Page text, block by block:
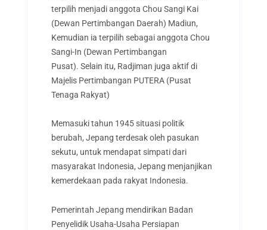
terpilih menjadi anggota Chou Sangi Kai
(Dewan Pertimbangan Daerah) Madiun,
Kemudian ia terpilih sebagai anggota Chou
Sangi-In (Dewan Pertimbangan
Pusat). Selain itu, Radjiman juga aktif di
Majelis Pertimbangan PUTERA (Pusat
Tenaga Rakyat)
Memasuki tahun 1945 situasi politik
berubah, Jepang terdesak oleh pasukan
sekutu, untuk mendapat simpati dari
masyarakat Indonesia, Jepang menjanjikan
kemerdekaan pada rakyat Indonesia.
Pemerintah Jepang mendirikan Badan
Penyelidik Usaha-Usaha Persiapan